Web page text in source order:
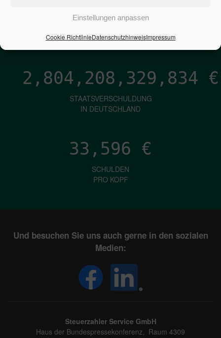
Einstellungen anpassen
Cookie RichtlinieDatenschutzhinweisImpressum
PRO SEKUNDE
2,804,208,331,068 €
STAATSVERSCHULDUNG
IN DEUTSCHLAND
33,596 €
SCHULDEN
PRO KOPF
Und besuchen Sie uns auch gerne in den sozialen
Medien:
Steuerzahler Service GmbH
Haus der Bundespressekonferenz, Raum 4309